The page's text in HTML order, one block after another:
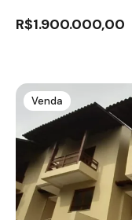
R$1.900.000,00
Venda